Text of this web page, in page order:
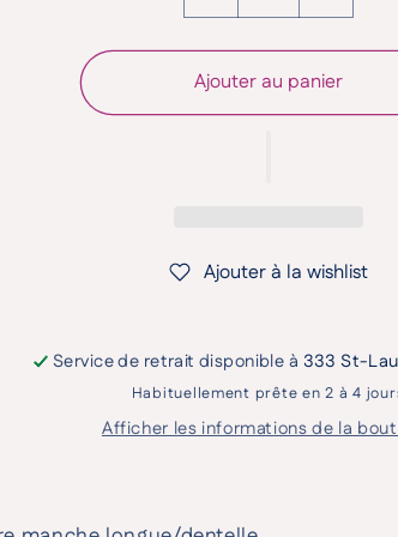
Ajouter au panier
Ajouter à la wishlist
Service de retrait disponible à 333 St-
Habituellement prête en 2 à 4
Afficher les informations de la